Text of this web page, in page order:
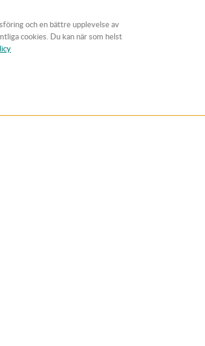
och en bättre upplevelse av
cookies. Du kan när som helst